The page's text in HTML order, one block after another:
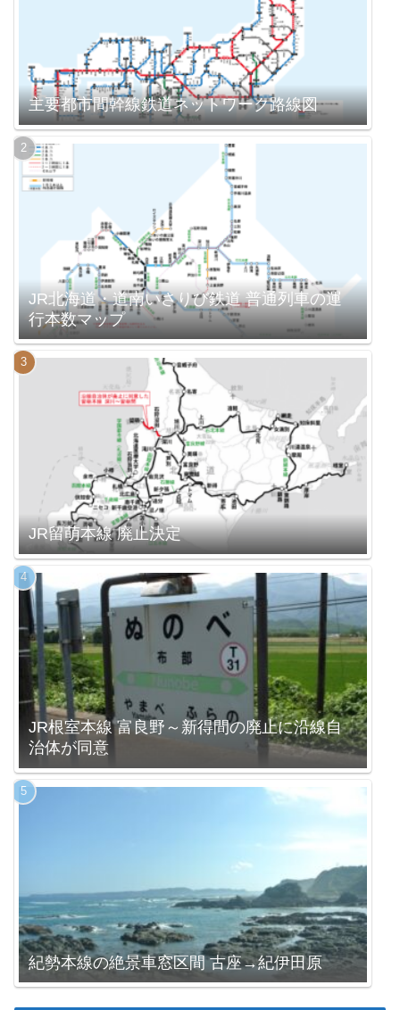
主要都市間幹線鉄道ネットワーク路線図
JR北海道・道南いさりび鉄道 普通列車の運
行本数マップ
JR留萌本線 廃止決定
JR根室本線 富良野～新得間の廃止に沿線自
治体が同意
紀勢本線の絶景車窓区間 古座→紀伊田原